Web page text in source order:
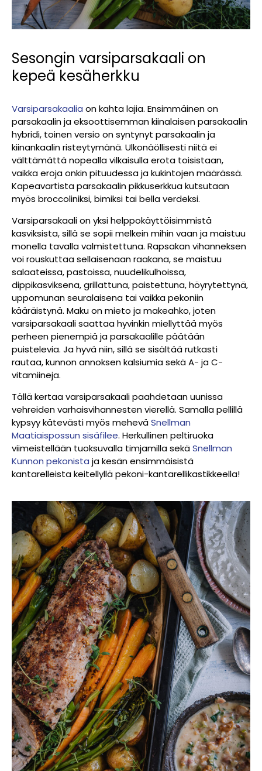
Sesongin varsiparsakaali on
kepeä kesäherkku
Varsiparsakaalia on kahta lajia. Ensimmäinen on
parsakaalin ja eksoottisemman kiinalaisen parsakaalin
hybridi, toinen versio on syntynyt parsakaalin ja
kiinankaalin risteytymänä. Ulkonäöllisesti niitä ei
välttämättä nopealla vilkaisulla erota toisistaan,
vaikka eroja onkin pituudessa ja kukintojen määrässä.
Kapeavartista parsakaalin pikkuserkkua kutsutaan
myös broccoliniksi, bimiksi tai bella verdeksi.
Varsiparsakaali on yksi helppokäyttöisimmistä
kasviksista, sillä se sopii melkein mihin vaan ja maistuu
monella tavalla valmistettuna. Rapsakan vihanneksen
voi rouskuttaa sellaisenaan raakana, se maistuu
salaateissa, pastoissa, nuudelikulhoissa,
dippikasviksena, grillattuna, paistettuna, höyrytettynä,
uppomunan seuralaisena tai vaikka pekoniin
kääräistynä. Maku on mieto ja makeahko, joten
varsiparsakaali saattaa hyvinkin miellyttää myös
perheen pienempiä ja parsakaalille päätään
puistelevia. Ja hyvä niin, sillä se sisältää rutkasti
rautaa, kunnon annoksen kalsiumia sekä A- ja C-
vitamiineja.
Tällä kertaa varsiparsakaali paahdetaan uunissa
vehreiden varhaisvihannesten vierellä. Samalla pellillä
kypsyy kätevästi myös meheväSnellman
Maatiaispossun sisäfilee. Herkullinen peltiruoka
viimeistellään tuoksuvalla timjamilla sekäSnellman
Kunnon pekonista ja kesän ensimmäisistä
kantarelleista keitellyllä pekoni-kantarellikastikkeella!